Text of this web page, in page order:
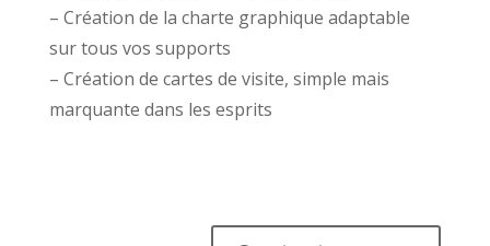
– Création de la charte graphique adaptable
sur tous vos supports
– Création de cartes de visite, simple mais
marquante dans les esprits